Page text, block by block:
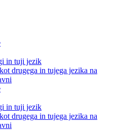
in tuji jezik
drugega in tujega jezika na
in tuji jezik
drugega in tujega jezika na